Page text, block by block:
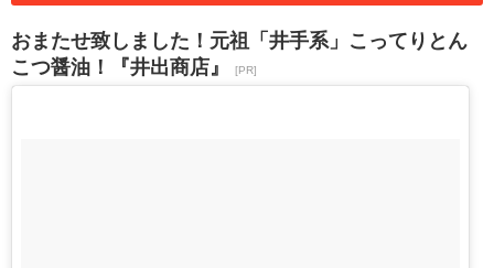
おまたせ致しました！元祖「井手系」こってりとん
こつ醤油！『井出商店』
[PR]